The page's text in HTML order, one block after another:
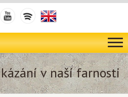
v naší farnosti